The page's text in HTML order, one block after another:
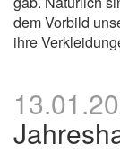
dem Vorbild
ihre